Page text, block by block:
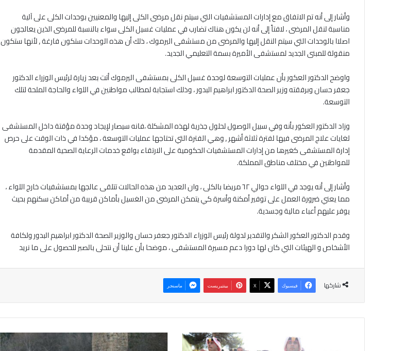
‎وأشار إلى أنه تم الاتفاق مع إدارات المستشفيات التي سيتم نقل مرضى الكلى إليها والمعنيين بوحدات الكلى على آلية
مناسبة لنقل المرضى ، لافتاً إلى أنه لن يكون هناك تضارب في عمليات غسيل الكلى سواء بالنسبة للمرضى الذين يعالجون
اصلاا بالوحدات التي سيتم النقل إليها والمرضى من مستشفى اليرموك ، ذلك أن هذه الوحدات ستكون فارغة , لأنها ستكون
منقولة للمبنى الجديد لمستشفى الأميرة بسمة التعليمي الجديد.
‎واوضح الدكتور العكور بأن عمليات التوسعة لوحدة غسيل الكلى بمستشفى اليرموك أتت بعد زيارة لرئيس الوزراء الدكتور
جعفر حسان وبرفقته وزير الصحة الدكتور ابراهيم البدور ، وذلك استجابة لمطالب مواطنين في اللواء والحاجة الملحة لتلك
التوسعة.
‎وزاد الدكتور العكور بأنه وفي سبيل الوصول لحلول جذرية لهذه المشكلة ،فانه سيصار لإيجاد وحدة مؤقتة داخل المستشفى
لغايات علاج المرضى فيها لفترة ثلاثة أشهر , وهي الفترة التي تحتاجها عمليات التوسعة ، مؤكدا في ذات الوقت على حرص
إدارة المستشفى كغيرها من إدارات المستشفيات الحكومية على الارتقاء بواقع خدمات الرعاية الصحية المقدمة
للمواطنين في مختلف مناطق المملكة.
‎وأشار إلى أنه يوجد في اللواء حوالي ٦٢ مريضا بالكلى ، وان العديد من هذه الحالات تتلقى عالجها بمستشفيات خارج اللواء ،
مما يعني ضرورة العمل على توفير أمكنة وأسرة كي يتمكن المرضى من الغسيل بأماكن قريبة من أماكن سكنهم بحيث
يوفر عليهم أعباء مالية وجسدية.
‎وقدم الدكتور العكور الشكر والتقدير لدولة رئيس الوزراء الدكتور جعفر حسان والوزير الصحة الدكتور ابراهيم البدور ولكافة
الأشخاص و الهيئات التي كان لها دورا دعم مسيرة المستشفى ، موضحا بأن علينا أن نتحلى بالصبر للحصول على ما نريد
شاركها فيسبوك ‫X بينتيريست ماسنجر